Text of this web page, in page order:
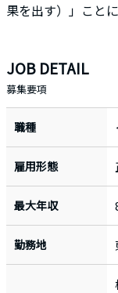
果を出す）」こと
JOB DETAIL
募集要項
職種
雇用形態
最大年収
勤務地